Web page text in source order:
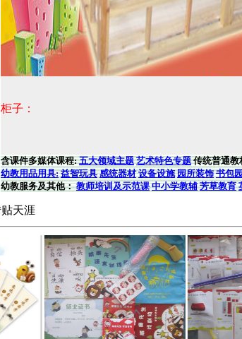
柜子：
含课件多媒体课程:五大领域主题 艺术特色专题传统普通
幼教用品用具: 益智玩具 感统器材 设备设施 园所装饰 书包
幼教服务及其他：教师培训及示范课 中小学教辅 芳草教育